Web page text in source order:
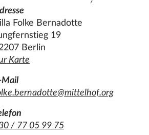
Folke Bernadotte
19
Berlin
Karte
Mail
/ 77 05 99 75